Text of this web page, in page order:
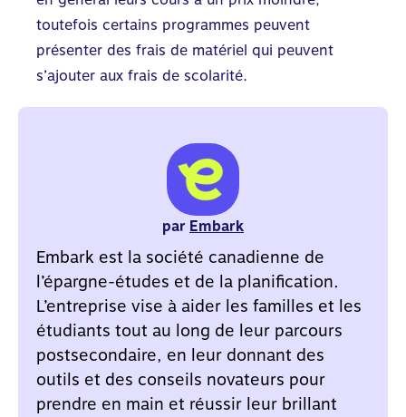
toutefois certains programmes peuvent
présenter des frais de matériel qui peuvent
s’ajouter aux frais de scolarité.
par Embark
Embark est la société canadienne de
l’épargne-études et de la planification.
L’entreprise vise à aider les familles et les
étudiants tout au long de leur parcours
postsecondaire, en leur donnant des
outils et des conseils novateurs pour
prendre en main et réussir leur brillant